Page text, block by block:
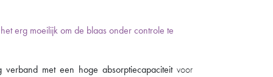
erg moeilijk om de blaas onder controle te
verband met een hoge absorptiecapaciteit voor